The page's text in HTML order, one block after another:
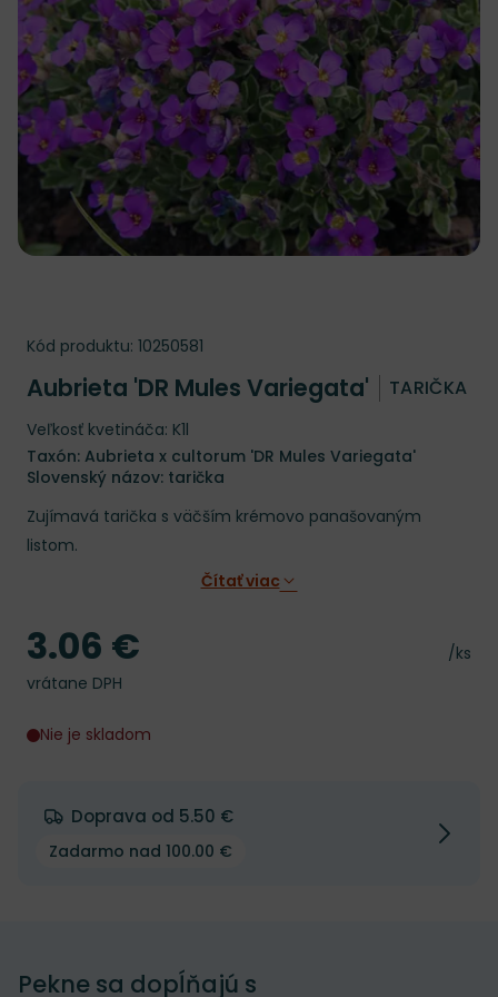
Kód produktu: 10250581
Aubrieta 'DR Mules Variegata' TARIČKA
Veľkosť kvetináča: K1l
Taxón: Aubrieta x cultorum 'DR Mules Variegata'
Slovenský názov: tarička
Zujímavá tarička s väčším krémovo panašovaným
listom.
Čítať viac
Cena
/ks
Cena
3.06 €
vrátane DPH
Nie je skladom
Doprava od 5.50 €
Zadarmo nad 100.00 €
Pekne sa dopĺňajú s